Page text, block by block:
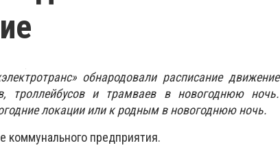
обнародовали расписание движение
троллейбусов и трамваев в новогоднюю ночь.
локации или к родным в новогоднюю ночь.
предприятия.